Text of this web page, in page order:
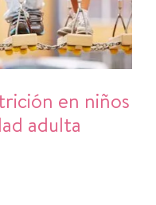
en niños
adulta